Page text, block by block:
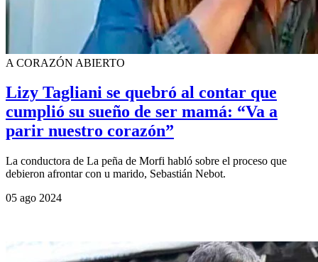
A CORAZÓN ABIERTO
Lizy Tagliani se quebró al contar que
cumplió su sueño de ser mamá: “Va a
parir nuestro corazón”
La conductora de La peña de Morfi habló sobre el proceso que
debieron afrontar con u marido, Sebastián Nebot.
05 ago 2024